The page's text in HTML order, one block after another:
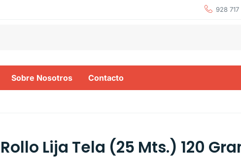
928
Sobre Nosotros Contacto
Rollo Lija Tela (25 Mts.) 120